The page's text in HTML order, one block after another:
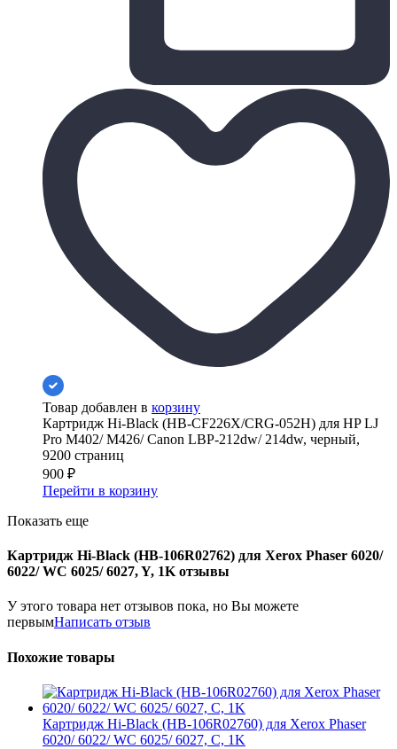
Товар добавлен в корзину
Картридж Hi-Black (HB-CF226X/CRG-052H) для HP LJ
Pro M402/ M426/ Canon LBP-212dw/ 214dw, черный,
9200 страниц
900 ₽
Перейти в корзину
Показать еще
Картридж Hi-Black (HB-106R02762) для Xerox Phaser 6020/
6022/ WC 6025/ 6027, Y, 1K отзывы
У этого товара нет отзывов пока, но Вы можете
первымНаписать отзыв
Похожие товары
Картридж Hi-Black (HB-106R02760) для Xerox Phaser
6020/ 6022/ WC 6025/ 6027, C, 1K